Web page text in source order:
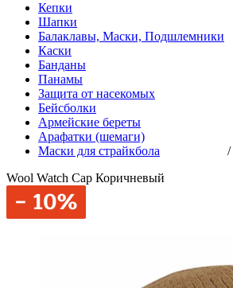
Кепки
Шапки
Балаклавы, Маски, Подшлемники
Каски
Банданы
Панамы
Защита от насекомых
Бейсболки
Армейские береты
Арафатки (шемаги)
Маски для страйкбола
/
Wool Watch Cap Коричневый